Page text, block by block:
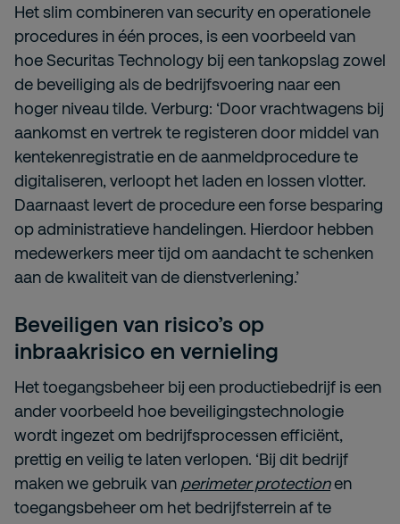
Het slim combineren van security en operationele
procedures in één proces, is een voorbeeld van
hoe Securitas Technology bij een tankopslag zowel
de beveiliging als de bedrijfsvoering naar een
hoger niveau tilde. Verburg: ‘Door vrachtwagens bij
aankomst en vertrek te registeren door middel van
kentekenregistratie en de aanmeldprocedure te
digitaliseren, verloopt het laden en lossen vlotter.
Daarnaast levert de procedure een forse besparing
op administratieve handelingen. Hierdoor hebben
medewerkers meer tijd om aandacht te schenken
aan de kwaliteit van de dienstverlening.’
Beveiligen van risico’s op
inbraakrisico en vernieling
Het toegangsbeheer bij een productiebedrijf is een
ander voorbeeld hoe beveiligingstechnologie
wordt ingezet om bedrijfsprocessen efficiënt,
prettig en veilig te laten verlopen. ‘Bij dit bedrijf
maken we gebruik van perimeter protectionen
toegangsbeheer om het bedrijfsterrein af te